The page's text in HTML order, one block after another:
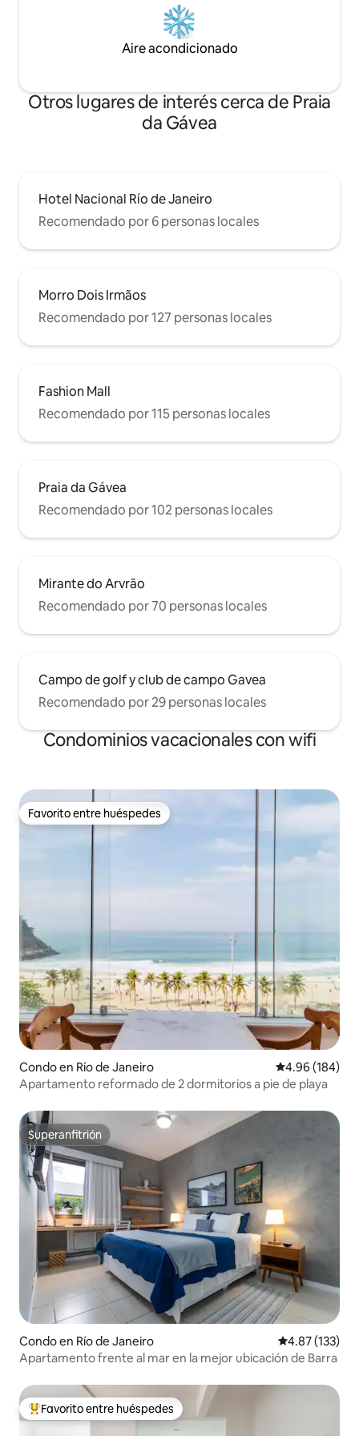
Aire acondicionado
Otros lugares de interés cerca de Praia
da Gávea
Hotel Nacional Río de Janeiro
Recomendado por 6 personas locales
Morro Dois Irmãos
Recomendado por 127 personas locales
Fashion Mall
Recomendado por 115 personas locales
Praia da Gávea
Recomendado por 102 personas locales
Mirante do Arvrão
Recomendado por 70 personas locales
Campo de golf y club de campo Gavea
Recomendado por 29 personas locales
Condominios vacacionales con wifi
Favorito entre huéspedes
Favorito entre huéspedes
Condo en Río de Janeiro Calificación
4.96 (184)
Apartamento reformado de 2 dormitorios a pie de playa
Superanfitrión
Superanfitrión
Condo en Río de Janeiro Calificación
4.87 (133)
Apartamento frente al mar en la mejor ubicación de Barra
Favorito entre huéspedes preferido
Favorito entre huéspedes